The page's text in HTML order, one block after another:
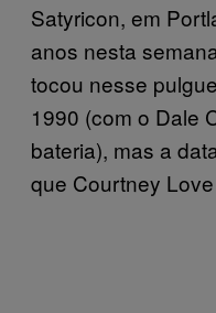
Satyricon, em
anos nesta
tocou nesse
1990 (com o Dale
bateria), mas a
que Courtney